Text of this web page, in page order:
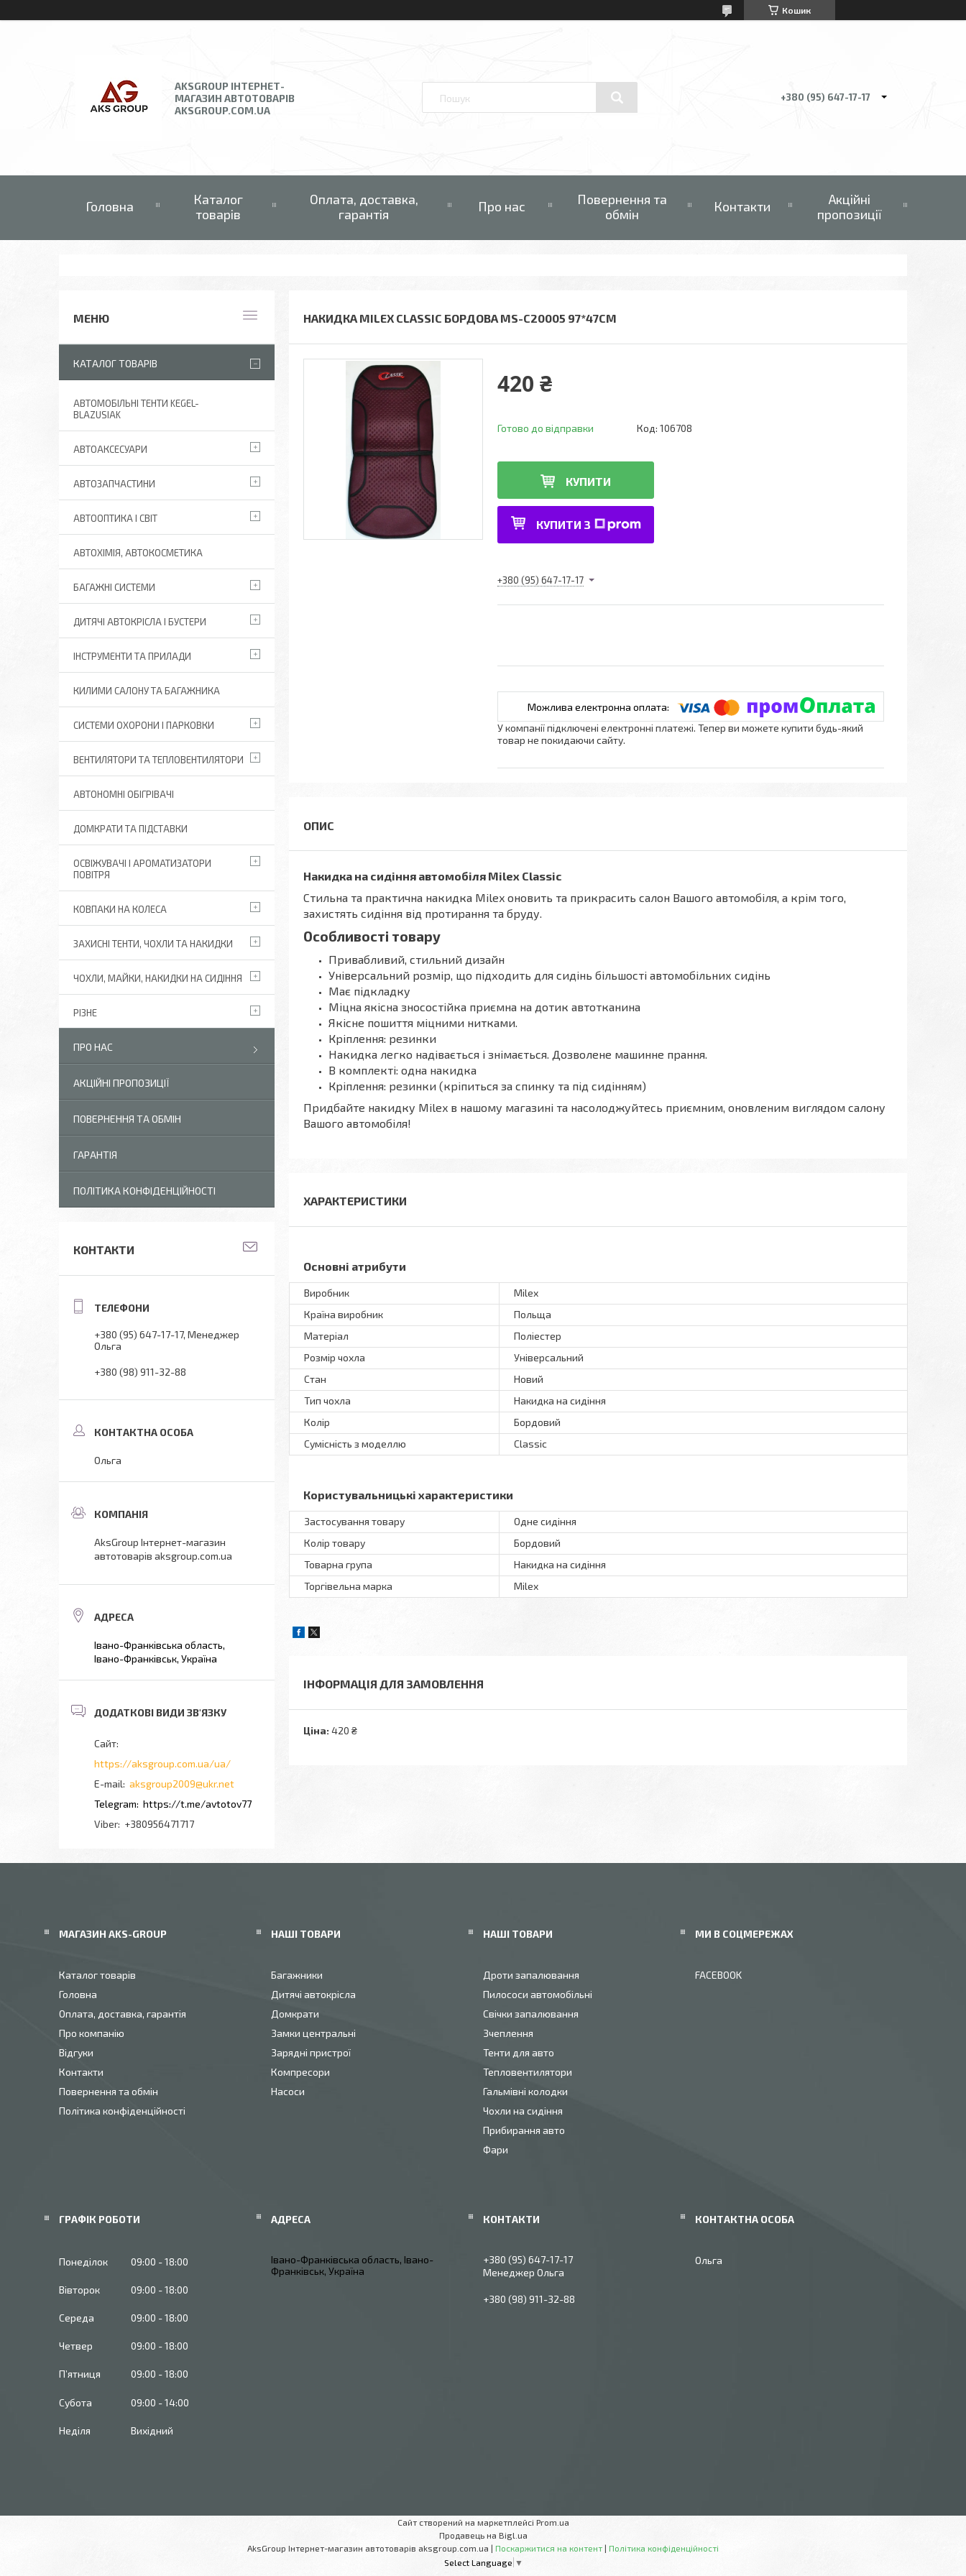
Кошик
AKSGROUP ІНТЕРНЕТ-
МАГАЗИН АВТОТОВАРІВ
AKSGROUP.COM.UA
+380 (95) 647-17-17
Головна
Каталог
товарів
Оплата, доставка,
гарантія
Про нас
Повернення та
обмін
Контакти
Акційні
пропозиції
НАКИДКА MILEX CLASSIC БОРДОВА MS-C20005 97*47СМ
420 ₴
Готово до відправки Код: 106708
КУПИТИ
КУПИТИ З
+380 (95) 647-17-17
У компанії підключені електронні платежі. Тепер ви можете купити будь-який
товар не покидаючи сайту.
Накидка на сидіння автомобіля Milex Classic
Стильна та практична накидка Milex оновить та прикрасить салон Вашого автомобіля, а крім того,
захистять сидіння від протирання та бруду.
Особливості товару
Привабливий, стильний дизайн
Універсальний розмір, що підходить для сидінь більшості автомобільних сидінь
Має підкладку
Міцна якісна зносостійка приємна на дотик автотканина
Якісне пошиття міцними нитками.
Кріплення: резинки
Накидка легко надівається і знімається. Дозволене машинне прання.
В комплекті: одна накидка
Кріплення: резинки (кріпиться за спинку та під сидінням)
Придбайте накидку Milex в нашому магазині та насолоджуйтесь приємним, оновленим виглядом салону
Вашого автомобіля!
ХАРАКТЕРИСТИКИ
Основні атрибути
Виробник
Milex
Країна виробник
Польща
Матеріал
Поліестер
Розмір чохла
Універсальний
Стан
Новий
Тип чохла
Накидка на сидіння
Колір
Бордовий
Сумісність з моделлю
Classic
Користувальницькі характеристики
Застосування товару
Одне сидіння
Колір товару
Бордовий
Товарна група
Накидка на сидіння
Торгівельна марка
Milex
ІНФОРМАЦІЯ ДЛЯ ЗАМОВЛЕННЯ
Ціна: 420 ₴
КАТАЛОГ ТОВАРІВ
АВТОМОБІЛЬНІ ТЕНТИ KEGEL-
BLAZUSIAK
АВТОАКСЕСУАРИ
АВТОЗАПЧАСТИНИ
АВТООПТИКА І СВІТ
АВТОХІМІЯ, АВТОКОСМЕТИКА
БАГАЖНІ СИСТЕМИ
ДИТЯЧІ АВТОКРІСЛА І БУСТЕРИ
ІНСТРУМЕНТИ ТА ПРИЛАДИ
КИЛИМИ САЛОНУ ТА БАГАЖНИКА
СИСТЕМИ ОХОРОНИ І ПАРКОВКИ
ВЕНТИЛЯТОРИ ТА ТЕПЛОВЕНТИЛЯТОРИ
АВТОНОМНІ ОБІГРІВАЧІ
ДОМКРАТИ ТА ПІДСТАВКИ
ОСВІЖУВАЧІ І АРОМАТИЗАТОРИ
ПОВІТРЯ
КОВПАКИ НА КОЛЕСА
ЗАХИСНІ ТЕНТИ, ЧОХЛИ ТА НАКИДКИ
ЧОХЛИ, МАЙКИ, НАКИДКИ НА СИДІННЯ
РІЗНЕ
ПРО НАС
АКЦІЙНІ ПРОПОЗИЦІЇ
ПОВЕРНЕННЯ ТА ОБМІН
ГАРАНТІЯ
ПОЛІТИКА КОНФІДЕНЦІЙНОСТІ
КОНТАКТИ
+380 (95) 647-17-17 Менеджер
Ольга
+380 (98) 911-32-88
Ольга
AksGroup Інтернет-магазин
автотоварів aksgroup.com.ua
Івано-Франківська область,
Івано-Франківськ, Україна
https://aksgroup.com.ua/ua/
aksgroup2009@ukr.net
https://t.me/avtotov77
+380956471717
МАГАЗИН AKS-GROUP
Каталог товарів
Головна
Оплата, доставка, гарантія
Про компанію
Відгуки
Контакти
Повернення та обмін
Політика конфіденційності
НАШІ ТОВАРИ
Багажники
Дитячі автокрісла
Домкрати
Замки центральні
Зарядні пристрої
Компресори
Насоси
НАШІ ТОВАРИ
Дроти запалювання
Пилососи автомобільні
Свічки запалювання
Зчеплення
Тенти для авто
Тепловентилятори
Гальмівні колодки
Чохли на сидіння
Прибирання авто
Фари
МИ В СОЦМЕРЕЖАХ
FACEBOOK
ГРАФІК РОБОТИ
Понеділок 09:00 18:00
Вівторок 09:00 18:00
Середа 09:00 18:00
Четвер 09:00 18:00
Пʼятниця 09:00 18:00
Субота 09:00 14:00
Неділя Вихідний
Івано-Франківська область, Івано-
Франківськ, Україна
+380 (95) 647-17-17
Менеджер Ольга
+380 (98) 911-32-88
Ольга
Сайт створений на маркетплейсі Prom.ua
Продавець на Bigl.ua
AksGroup Інтернет-магазин автотоварів aksgroup.com.ua | Поскаржитися на контент | Політика конфіденційності
Select Language ▼